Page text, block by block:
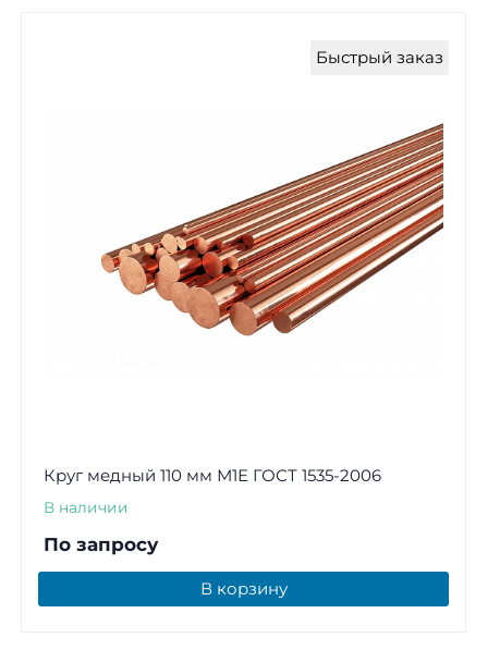
Быстрый заказ
Круг медный 110 мм М1Е ГОСТ 1535-2006
В наличии
По запросу
В корзину